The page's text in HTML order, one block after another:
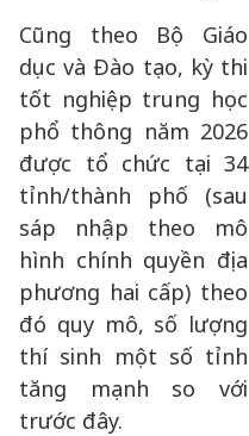
Cũng theo Bộ Giáo
dục và Đào tạo, kỳ thi
tốt nghiệp trung học
phổ thông năm 2026
được tổ chức tại 34
tỉnh/thành phố (sau
sáp nhập theo mô
hình chính quyền địa
phương hai cấp) theo
đó quy mô, số lượng
thí sinh một số tỉnh
tăng mạnh so với
trước đây.